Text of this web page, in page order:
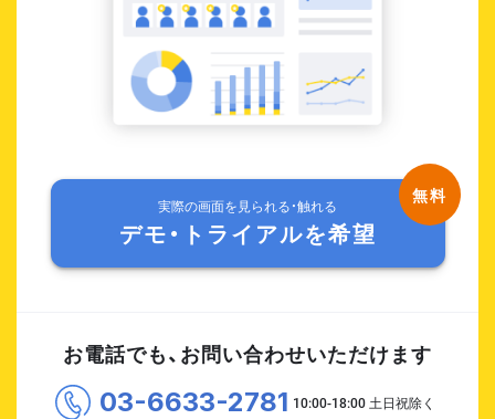
実際の画面を見られる・触れる
デモ・トライアルを希望
お電話でも、お問い合わせいただけます
03-6633-2781